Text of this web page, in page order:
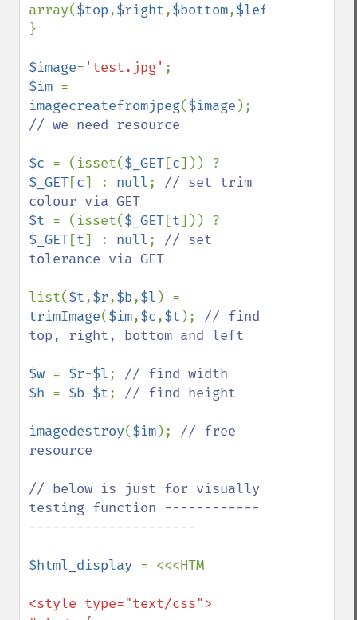
array($top,$right,$bottom,$left
}
$image= 'test.jpg'
$im
imagecreatefromjpeg($image
// we need resource
$c = (isset($_GET[c
$_GET[c] : null; // set trim
$t = (isset($_GET[t
$_GET[t] : null; // set
tolerance via GET
list($t,$r,$b,$l
trimImage($im,$c,$t ); // find
top, right, bottom and left
$w = $r-$l;
$h = $b-$t; // find height
imagedestroy($im); // free
resource
// below is just for visually
testing function ------------
---------------------
$html_display
<style type="text/css">